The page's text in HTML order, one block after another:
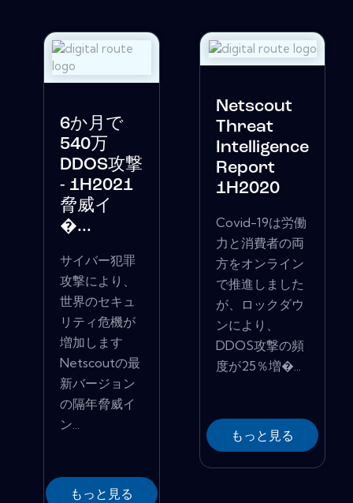
6か月で
540万
DDOS攻撃
- 1H2021
脅威イ
�...
サイバー犯罪
攻撃により、
世界のセキュ
リティ危機が
増加します
Netscoutの最
新バージョン
の隔年脅威イ
ン...
もっと見る
Netscout
Threat
Intelligence
Report
1H2020
Covid-19は労働
力と消費者の両
方をオンライン
で推進しました
が、ロックダウ
ンにより、
DDOS攻撃の頻
度が25％増�...
もっと見る